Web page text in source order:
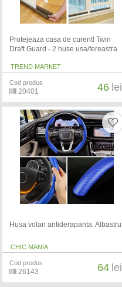
Protejeaza casa de curent! Twin
Draft Guard - 2 huse usa/fereastra
TREND MARKET
Cod produs
20401 46 lei
Husa volan antiderapanta, Albastru
CHIC MANIA
Cod produs
26143 64 lei